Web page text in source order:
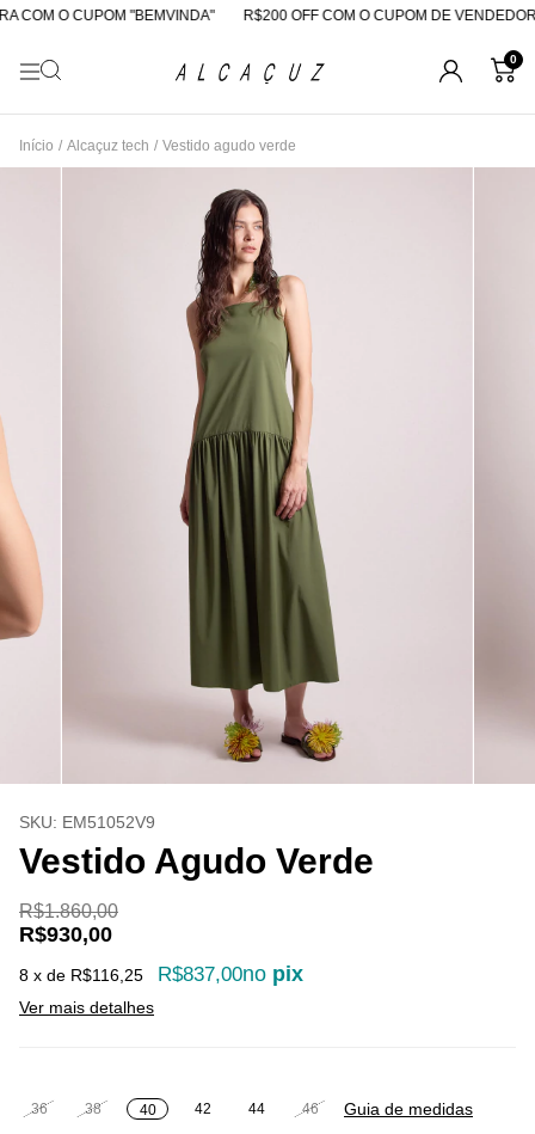
O CUPOM "BEMVINDA" R$200 OFF COM O CUPOM DE VENDEDORA
0
Início / Alcaçuz tech / Vestido agudo verde
SKU: EM51052V9
Vestido Agudo Verde
R$1.860,00
R$930,00
8 x de R$116,25 R$837,00no pix
Ver mais detalhes
36 38 40 42 44 46 Guia de medidas